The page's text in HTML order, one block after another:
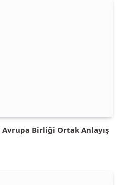
Birliği Ortak Anlayış